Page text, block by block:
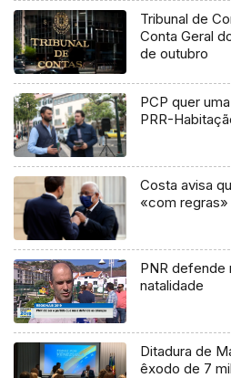
Tribunal de
Conta Geral
de outubro
PCP quer
PRR-
Costa avisa
«com regras»
PNR defende
natalidade
Ditadura de
êxodo de 7